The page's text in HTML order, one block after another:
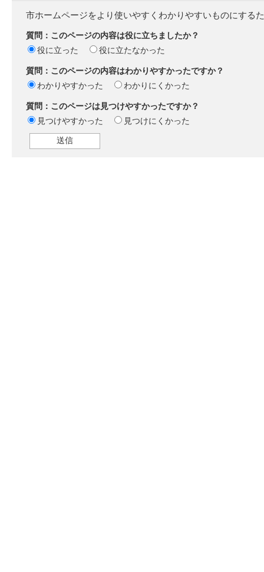
市ホームページをより使いやすくわかりやすいものにする
質問：このページの内容は役に立ちましたか？
役に立った
役に立たなかった
質問：このページの内容はわかりやすかったですか？
わかりやすかった
わかりにくかった
質問：このページは見つけやすかったですか？
見つけやすかった
見つけにくかった